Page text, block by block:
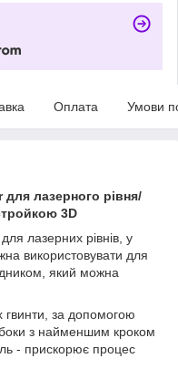
Оплата Умови
лазерного рівня/
3D
лазерних рівнів, у
використовувати для
який можна
за допомогою
боки з найменшим кроком
- прискорює процес